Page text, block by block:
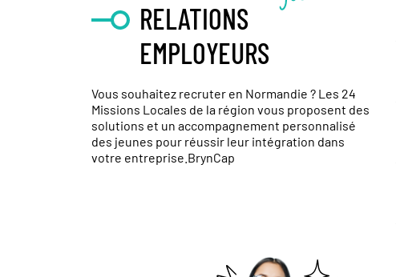
RELATIONS
EMPLOYEURS
Vous souhaitez recruter en Normandie ? Les 24
Missions Locales de la région vous proposent des
solutions et un accompagnement personnalisé
des jeunes pour réussir leur intégration dans
votre entreprise. BrynCap